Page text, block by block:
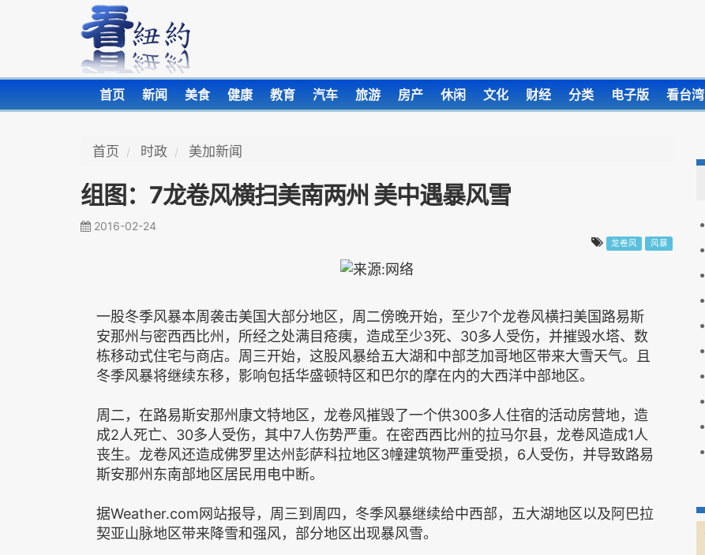
首页 新闻 美食 健康 教育 汽车 旅游 房产 休闲 文化 财经 分类 电子版 看台湾
首页 时政 美加新闻
组图：7龙卷风横扫美南两州 美中遇暴风雪
2016-02-24
龙卷风 风暴
一股冬季风暴本周袭击美国大部分地区，周二傍晚开始，至少7个龙卷风横扫美国路易斯
安那州与密西西比州，所经之处满目疮痍，造成至少3死、30多人受伤，并摧毁水塔、数
栋移动式住宅与商店。周三开始，这股风暴给五大湖和中部芝加哥地区带来大雪天气。且
冬季风暴将继续东移，影响包括华盛顿特区和巴尔的摩在内的大西洋中部地区。
周二，在路易斯安那州康文特地区，龙卷风摧毁了一个供300多人住宿的活动房营地，造
成2人死亡、30多人受伤，其中7人伤势严重。在密西西比州的拉马尔县，龙卷风造成1人
丧生。龙卷风还造成佛罗里达州彭萨科拉地区3幢建筑物严重受损，6人受伤，并导致路易
斯安那州东南部地区居民用电中断。
据Weather.com网站报导，周三到周四，冬季风暴继续给中西部，五大湖地区以及阿巴拉
契亚山脉地区带来降雪和强风，部分地区出现暴风雪。